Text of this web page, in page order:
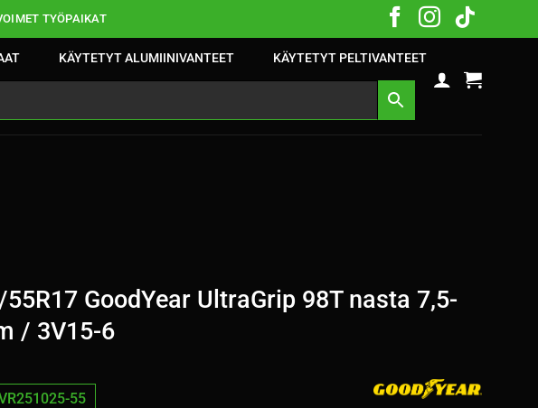
TYÖPAIKAT
KÄYTETYT ALUMIINIVANTEET KÄYTETYT PELTIVANTEET
GoodYear UltraGrip 98T nasta 7,5-
/ 3V15-6
55